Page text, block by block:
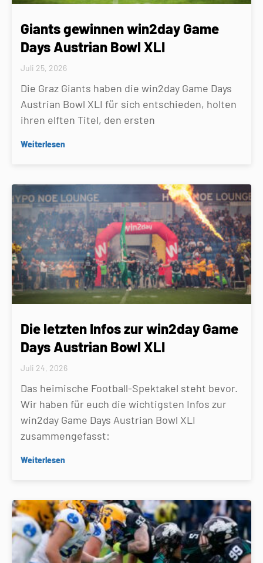
Giants gewinnen win2day Game
Days Austrian Bowl XLI
Juli 25, 2026
Die Graz Giants haben die win2day Game Days
Austrian Bowl XLI für sich entschieden, holten
ihren elften Titel, den ersten
Weiterlesen
Die letzten Infos zur win2day Game
Days Austrian Bowl XLI
Juli 24, 2026
Das heimische Football-Spektakel steht bevor.
Wir haben für euch die wichtigsten Infos zur
win2day Game Days Austrian Bowl XLI
zusammengefasst:
Weiterlesen